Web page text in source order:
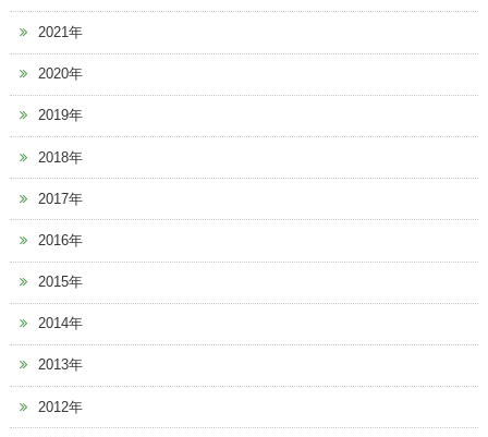
2021年
2020年
2019年
2018年
2017年
2016年
2015年
2014年
2013年
2012年